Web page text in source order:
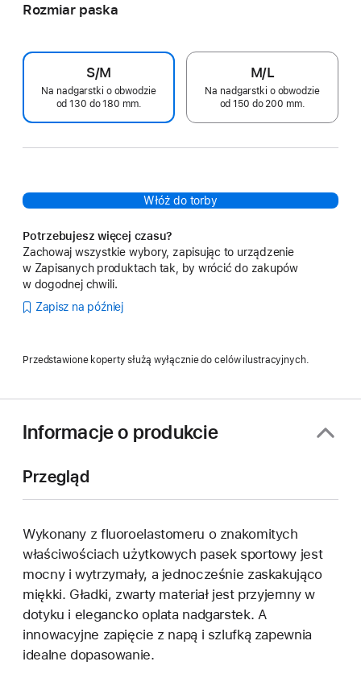
Rozmiar paska
S/M
Na nadgarstki o obwodzie
od 130 do 180 mm.
M/L
Na nadgarstki o obwodzie
od 150 do 200 mm.
Włóż do torby
Potrzebujesz więcej czasu?
Zachowaj wszystkie wybory, zapisując to urządzenie
w Zapisanych produktach tak, by wrócić do zakupów
w dogodnej chwili.
Zapisz na później
Przedstawione koperty służą wyłącznie do celów ilustracyjnych.
Informacje o produkcie
Przegląd
Wykonany z fluoroelastomeru o znakomitych
właściwościach użytkowych pasek sportowy jest
mocny i wytrzymały, a jednocześnie zaskakująco
miękki. Gładki, zwarty materiał jest przyjemny w
dotyku i elegancko oplata nadgarstek. A
innowacyjne zapięcie z napą i szlufką zapewnia
idealne dopasowanie.